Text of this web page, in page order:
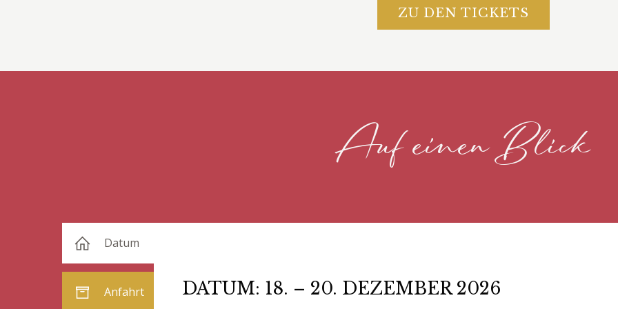
ZU DEN TICKETS
Auf einen Blick
Datum
Anfahrt DATUM: 18. – 20. DEZEMBER 2026